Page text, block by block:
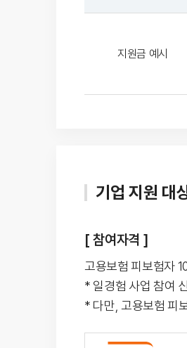
지원금 예시
기업 지원 대
[ 참여자격 ]
고용보험 피보험자
* 일경험 사업 참여
* 다만, 고용보험 피